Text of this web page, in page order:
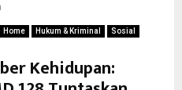
Home Hukum & Kriminal
Sosial
Kehidupan: